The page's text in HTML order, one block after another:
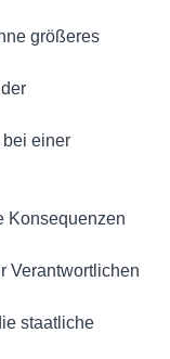
größeres
einer
Konsequenzen
Verantwortlichen
staatliche